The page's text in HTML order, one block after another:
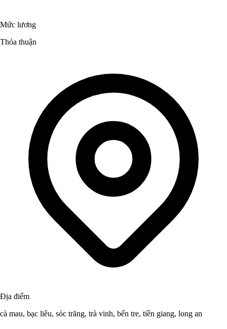
Mức lương
Thỏa thuận
Địa điểm
cà mau, bạc liêu, sóc trăng, trà vinh, bến tre, tiền giang, long an